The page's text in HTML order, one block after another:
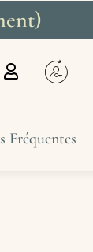
Fréquentes